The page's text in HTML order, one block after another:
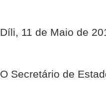
Díli, 11 de Maio de
O Secretário de